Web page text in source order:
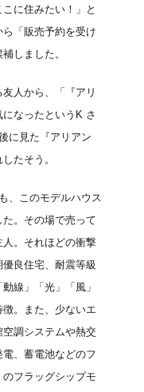
に住みたい！」と
「販売予約を受け
しました。
人から、「『アリ
なったというK さ
に見た『アリアン
たそう。
、このモデルハウス
。その場で売って
人。それほどの衝撃
良住宅、耐震等級
線」「光」「風」
。また、少ないエ
調システムや熱交
、蓄電池などのフ
フラッグシップモ